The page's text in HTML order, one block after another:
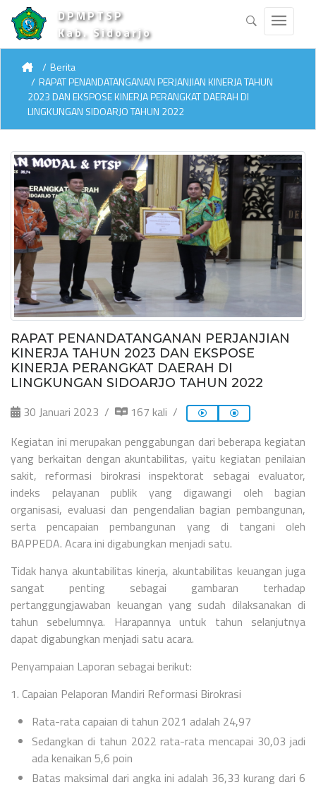
DPMPTSP
Kab. Sidoarjo
Berita
RAPAT PENANDATANGANAN PERJANJIAN KINERJA TAHUN
2023 DAN EKSPOSE KINERJA PERANGKAT DAERAH DI
LINGKUNGAN SIDOARJO TAHUN 2022
RAPAT PENANDATANGANAN PERJANJIAN
KINERJA TAHUN 2023 DAN EKSPOSE
KINERJA PERANGKAT DAERAH DI
LINGKUNGAN SIDOARJO TAHUN 2022
30 Januari 2023
167 kali
Kegiatan ini merupakan penggabungan dari beberapa kegiatan
yang berkaitan dengan akuntabilitas, yaitu kegiatan penilaian
sakit, reformasi birokrasi inspektorat sebagai evaluator,
indeks pelayanan publik yang digawangi oleh bagian
organisasi, evaluasi dan pengendalian bagian pembangunan,
serta pencapaian pembangunan yang di tangani oleh
BAPPEDA. Acara ini digabungkan menjadi satu.
Tidak hanya akuntabilitas kinerja, akuntabilitas keuangan juga
sangat penting sebagai gambaran terhadap
pertanggungjawaban keuangan yang sudah dilaksanakan di
tahun sebelumnya. Harapannya untuk tahun selanjutnya
dapat digabungkan menjadi satu acara.
Penyampaian Laporan sebagai berikut:
1. Capaian Pelaporan Mandiri Reformasi Birokrasi
Rata-rata capaian di tahun 2021 adalah 24,97
Sedangkan di tahun 2022 rata-rata mencapai 30,03 jadi
ada kenaikan 5,6 poin
Batas maksimal dari angka ini adalah 36,33 kurang dari 6